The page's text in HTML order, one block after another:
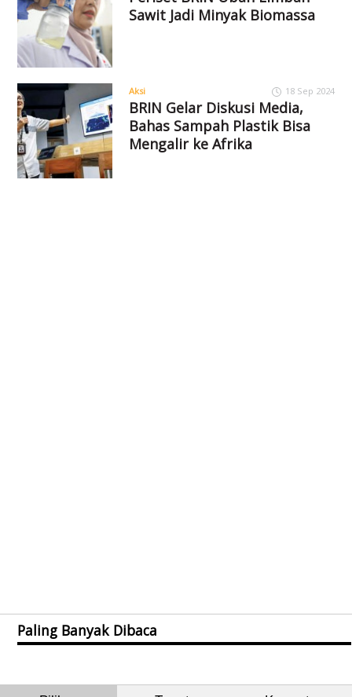
Sawit Jadi Minyak Biomassa
Aksi 18 Sep 2024
BRIN Gelar Diskusi Media,
Bahas Sampah Plastik Bisa
Mengalir ke Afrika
Paling Banyak Dibaca